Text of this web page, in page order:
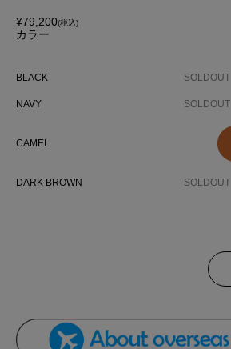
¥79,200(税込)
カラー
BLACK SOLDOUT
NAVY SOLDOUT
CAMEL
DARK BROWN SOLDOUT